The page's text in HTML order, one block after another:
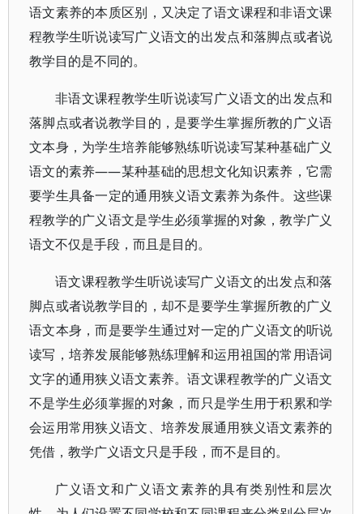
语文素养的本质区别，又决定了语文课程和非语文课
程教学生听说读写广义语文的出发点和落脚点或者说
教学目的是不同的。
非语文课程教学生听说读写广义语文的出发点和
落脚点或者说教学目的，是要学生掌握所教的广义语
文本身，为学生培养能够熟练听说读写某种基础广义
语文的素养——某种基础的思想文化知识素养，它需
要学生具备一定的通用狭义语文素养为条件。这些课
程教学的广义语文是学生必须掌握的对象，教学广义
语文不仅是手段，而且是目的。
语文课程教学生听说读写广义语文的出发点和落
脚点或者说教学目的，却不是要学生掌握所教的广义
语文本身，而是要学生通过对一定的广义语文的听说
读写，培养发展能够熟练理解和运用祖国的常用语词
文字的通用狭义语文素养。语文课程教学的广义语文
不是学生必须掌握的对象，而只是学生用于积累和学
会运用常用狭义语文、培养发展通用狭义语文素养的
凭借，教学广义语文只是手段，而不是目的。
广义语文和广义语文素养的具有类别性和层次